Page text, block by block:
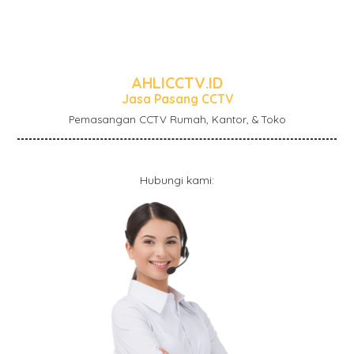
AHLICCTV.ID
Jasa Pasang CCTV
Pemasangan CCTV Rumah, Kantor, & Toko
Hubungi kami: